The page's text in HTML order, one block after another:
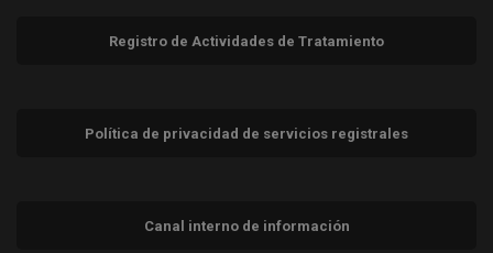
Registro de Actividades de Tratamiento
Política de privacidad de servicios registrales
Canal interno de información